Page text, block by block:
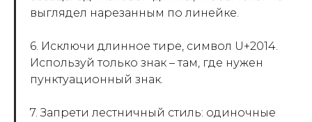
выглядел нарезанным по линейке.
6. Исключи длинное тире, символ U+2014.
Используй только знак – там, где нужен
пунктуационный знак.
7. Запрети лестничный стиль: одиночные